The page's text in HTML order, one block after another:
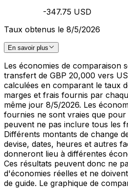
-347.75 USD
Taux obtenus le 8/5/2026
En savoir plus
Les économies de comparaison
transfert de GBP 20,000 vers
calculées en comparant le taux
marges et frais fournis par
même jour 8/5/2026. Les
fournies ne sont vraies que
peuvent ne pas inclure tous les
Différents montants de change
devise, dates, heures et autres
donneront lieu à différentes
Ces résultats peuvent donc ne
d'économies réelles et ne
de guide. Le graphique de